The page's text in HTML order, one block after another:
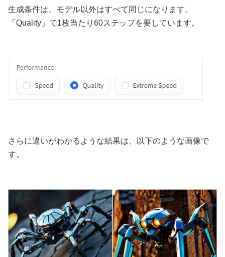
生成条件は、モデル以外はすべて同じになります。
「Quality」で1枚当たり60ステップを要しています。
さらに違いがわかるような結果は、以下のような画像で
す。